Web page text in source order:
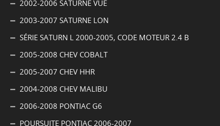
2002-2006 SATURNE VUE
2003-2007 SATURNE LON
SÉRIE SATURN L 2000-2005, CODE MOTEUR 2.4 B
2005-2008 CHEV COBALT
2005-2007 CHEV HHR
2004-2008 CHEV MALIBU
2006-2008 PONTIAC G6
POURSUITE PONTIAC 2006-2007